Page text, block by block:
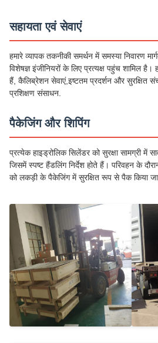
सहायता एवं सेवाएं
हमारे व्यापक तकनीकी समर्थन में समस्या निवारण
विशेषज्ञ इंजीनियरों के लिए प्रत्यक्ष पहुंच शामिल
हैं, कैलिब्रेशन सेवाएं,इष्टतम प्रदर्शन और सुरक्षित
प्रशिक्षण संसाधन.
पैकेजिंग और शिपिंग
प्रत्येक हाइड्रोलिक सिलेंडर को सुरक्षा सामग्री में
जिसमें स्पष्ट हैंडलिंग निर्देश होते हैं। परिवहन के
को लकड़ी के पैकेजिंग में सुरक्षित रूप से पैक किया